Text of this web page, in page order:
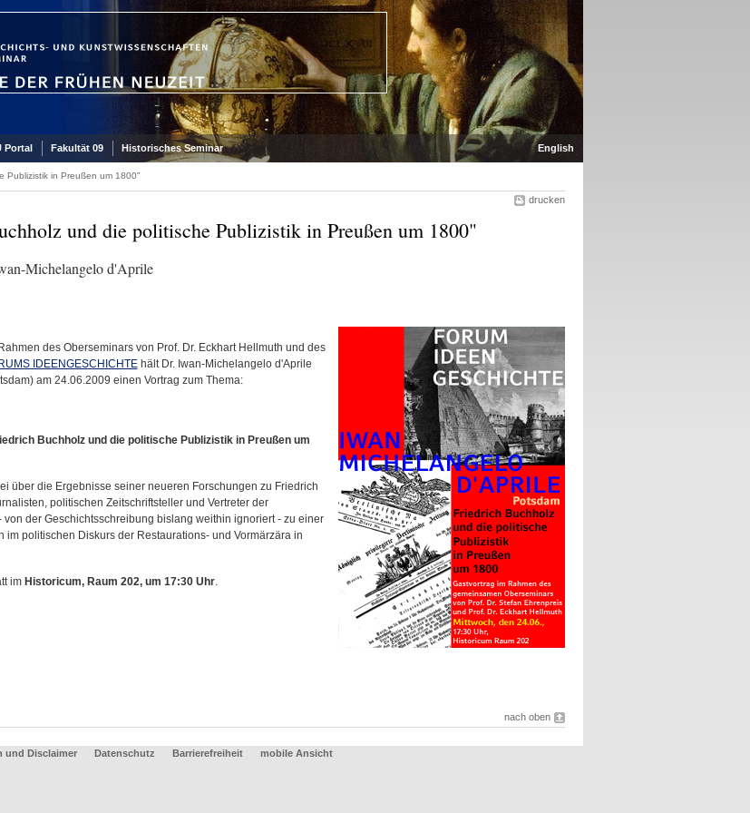
Portal Fakultät 09 Historisches Seminar English
Publizistik in Preußen um 1800"
drucken
und die politische Publizistik in Preußen um 1800"
Michelangelo d'Aprile
des Oberseminars von Prof. Dr. Eckhart Hellmuth und des
IDEENGESCHICHTEhält Dr. Iwan-Michelangelo d'Aprile
am 24.06.2009 einen Vortrag zum Thema:
Buchholz und die politische Publizistik in Preußen um
über die Ergebnisse seiner neueren Forschungen zu Friedrich
politischen Zeitschriftsteller und Vertreter der
von der Geschichtsschreibung bislang weithin ignoriert - zu einer
im politischen Diskurs der Restaurations- und Vormärzära in
im Historicum, Raum 202, um 17:30 Uhr.
nach oben
und Disclaimer Datenschutz Barrierefreiheit mobile Ansicht